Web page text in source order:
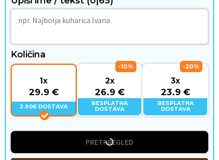
c
D
o
m
Količina
1x
29.9 €
2.90€ DOSTAVA
2x
26.9 €
-10%
BESPLATNA
DOSTAVA
3x
23.9 €
-20%
BESPLATNA
DOSTAVA
PRETPREGLED